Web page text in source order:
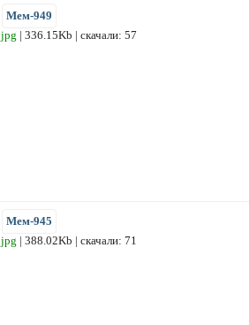
Мем-949
jpg | 336.15Kb | скачали: 57
Мем-945
jpg | 388.02Kb | скачали: 71